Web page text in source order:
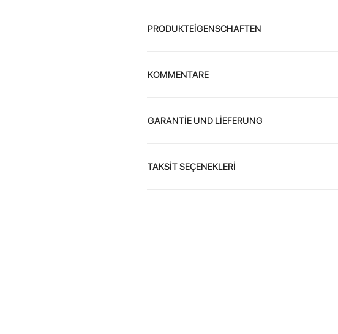
PRODUKTEİGENSCHAFTEN
KOMMENTARE
GARANTİE UND LİEFERUNG
TAKSİT SEÇENEKLERİ